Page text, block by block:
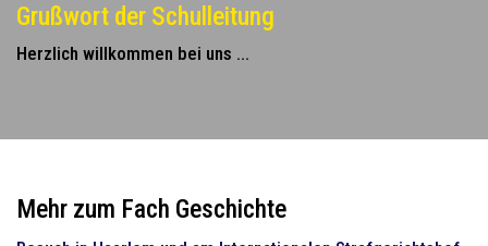
Grußwort der Schulleitung
Herzlich willkommen bei uns ...
Mehr zum Fach Geschichte